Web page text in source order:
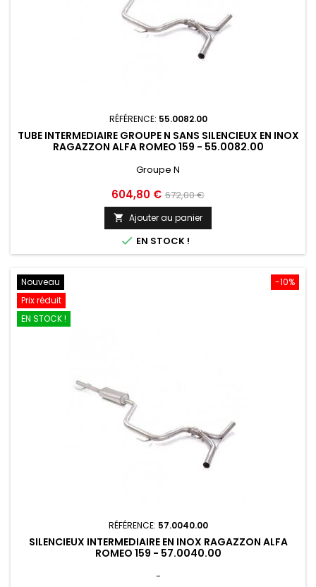
RÉFÉRENCE: 55.0082.00
TUBE INTERMEDIAIRE GROUPE N SANS SILENCIEUX EN INOX
RAGAZZON ALFA ROMEO 159 - 55.0082.00
Groupe N
Prix
604,80 € Prix
de
base
672,00 €
 Ajouter au panier
 EN STOCK !
-10%
Nouveau
Prix réduit
EN STOCK !
RÉFÉRENCE: 57.0040.00
SILENCIEUX INTERMEDIAIRE EN INOX RAGAZZON ALFA
ROMEO 159 - 57.0040.00
-